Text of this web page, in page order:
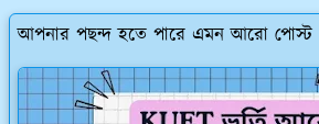
আপনার পছন্দ হতে পারে এমন আরো পোস্ট